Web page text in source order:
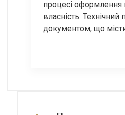
процесі оформлення
власність. Технічний
документом, що
найпоширеніші